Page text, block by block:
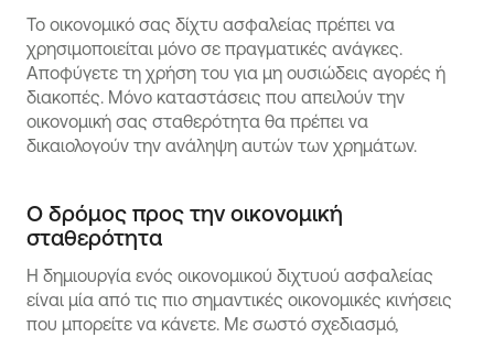
Το οικονομικό σας δίχτυ ασφαλείας πρέπει να
χρησιμοποιείται μόνο σε πραγματικές ανάγκες.
Αποφύγετε τη χρήση του για μη ουσιώδεις αγορές ή
διακοπές. Μόνο καταστάσεις που απειλούν την
οικονομική σας σταθερότητα θα πρέπει να
δικαιολογούν την ανάληψη αυτών των χρημάτων.
Ο δρόμος προς την οικονομική
σταθερότητα
Η δημιουργία ενός οικονομικού διχτυού ασφαλείας
είναι μία από τις πιο σημαντικές οικονομικές κινήσεις
που μπορείτε να κάνετε. Με σωστό σχεδιασμό,